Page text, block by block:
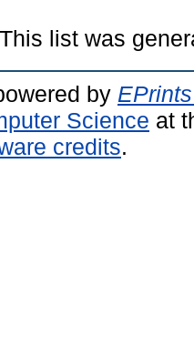
This list was
by
Science at
credits.